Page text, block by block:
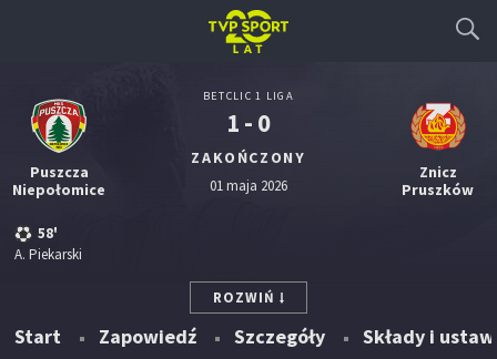
Puszcza
Niepołomice
58'
A. Piekarski
BETCLIC 1 LIGA
1 - 0
ZAKOŃCZONY
01 maja 2026
Znicz
Pruszków
ROZWIŃ
Start Zapowiedź Szczegóły Składy i